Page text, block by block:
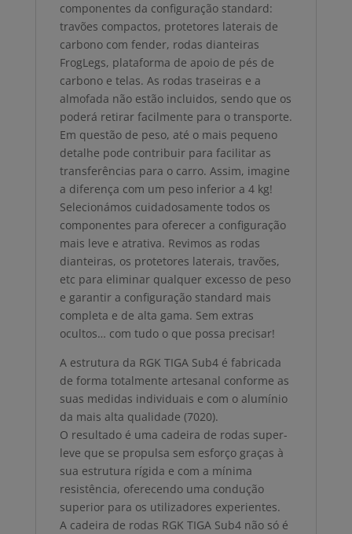
componentes da configuração standard:
travões compactos, protetores laterais de
carbono com fender, rodas dianteiras
FrogLegs, plataforma de apoio de pés de
carbono e telas. As rodas traseiras e a
almofada não estão incluidos, sendo que os
poderá retirar facilmente para o transporte.
Em questão de peso, até o mais pequeno
detalhe pode contribuir para facilitar as
transferências para o carro. Assim, imagine
a diferença com um peso inferior a 4 kg!
Selecionámos cuidadosamente todos os
componentes para oferecer a configuração
mais leve e atrativa. Revimos as rodas
dianteiras, os protetores laterais, travões,
etc para eliminar qualquer excesso de peso
e garantir a configuração standard mais
completa e de alta gama. Sem extras
ocultos… com tudo o que possa precisar!
A estrutura da RGK TIGA Sub4 é fabricada
de forma totalmente artesanal conforme as
suas medidas individuais e com o alumínio
da mais alta qualidade (7020).
O resultado é uma cadeira de rodas super-
leve que se propulsa sem esforço graças à
sua estrutura rígida e com a mínima
resistência, oferecendo uma condução
superior para os utilizadores experientes.
A cadeira de rodas RGK TIGA Sub4 não só é